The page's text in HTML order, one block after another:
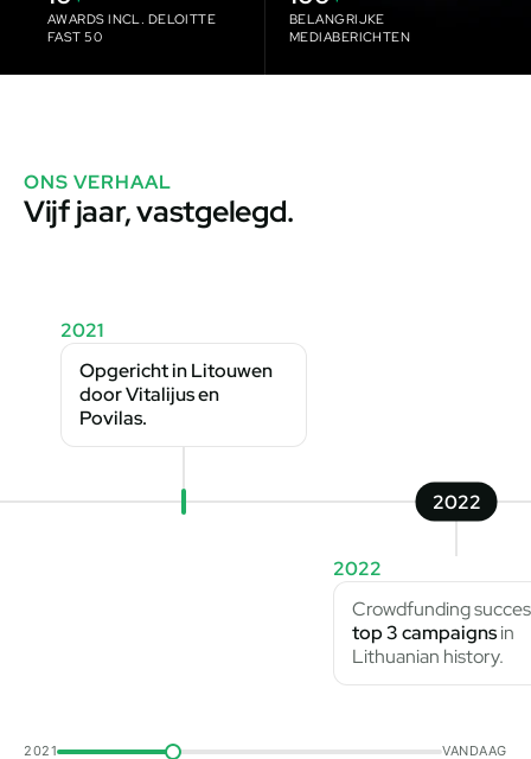
AWARDS INCL. DELOITTE
FAST 50
BELANGRIJKE
MEDIABERICHTEN
ONS VERHAAL
Vijf jaar, vastgelegd.
2021
Opgericht in Litouwen
door Vitalijus en
Povilas.
2022
2022
Crowdfunding
top 3 campaignsin
Lithuanian history.
2021 VANDAAG